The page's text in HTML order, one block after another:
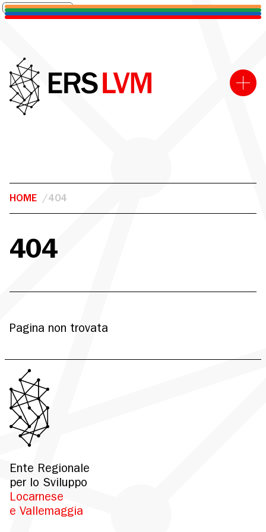
HOME /404
404
Pagina non trovata
Ente Regionale
per lo Sviluppo
Locarnese
e Vallemaggia
Informativa sulla raccolta